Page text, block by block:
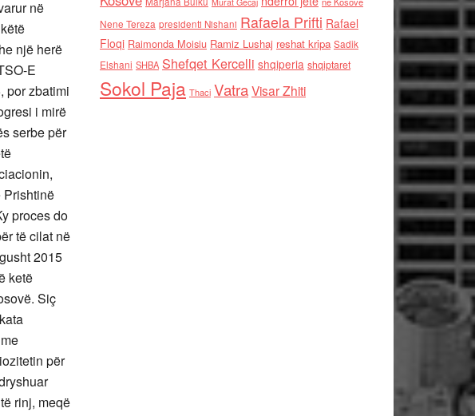
në
një herë
E
por zbatimi
i mirë
serbe për
Prishtinë
proces do
të cilat në
2015
ketë
Siç
për
rinj, meqë
Nene Tereza presidenti Nishani Rafaela Prifti Rafael
Floqi Raimonda Moisiu Ramiz Lushaj reshat kripa Sadik
Elshani SHBA Shefqet Kercelli shqiperia shqiptaret
Sokol Paja Thaci VatraVisar Zhiti